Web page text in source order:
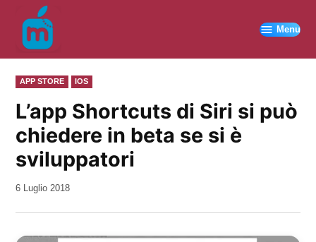
contenuto
Menu
PUBBLICATO
IN
APP STORE IOS
L’app Shortcuts di Siri si può
chiedere in beta se si è
sviluppatori
da
6 Luglio 2018